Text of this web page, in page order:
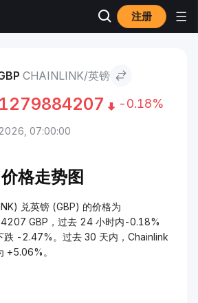
注册
Chainlink to 英镑
CHAINLINK/英镑
-0.18%
2026, 07:00:00
格走势图
兑英镑 (GBP) 的价格为
GBP，过去 24 小时内-0.18%
跌 -2.47%。过去 30 天内，Chainlink
+5.06%。